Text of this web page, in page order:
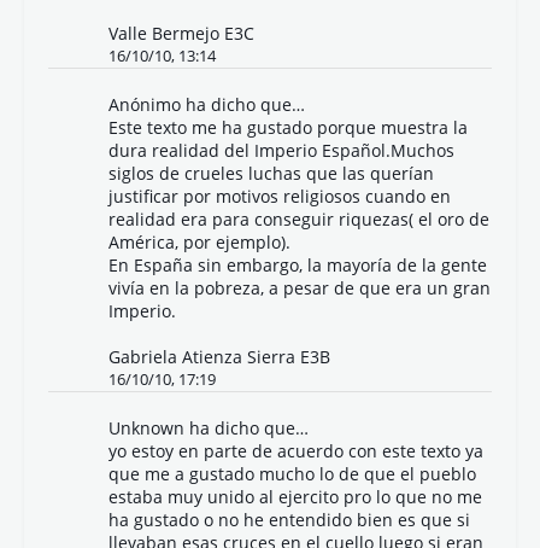
Valle Bermejo E3C
16/10/10, 13:14
Anónimo ha dicho que…
Este texto me ha gustado porque muestra la
dura realidad del Imperio Español.Muchos
siglos de crueles luchas que las querían
justificar por motivos religiosos cuando en
realidad era para conseguir riquezas( el oro de
América, por ejemplo).
En España sin embargo, la mayoría de la gente
vivía en la pobreza, a pesar de que era un gran
Imperio.
Gabriela Atienza Sierra E3B
16/10/10, 17:19
Unknown ha dicho que…
yo estoy en parte de acuerdo con este texto ya
que me a gustado mucho lo de que el pueblo
estaba muy unido al ejercito pro lo que no me
ha gustado o no he entendido bien es que si
llevaban esas cruces en el cuello luego si eran